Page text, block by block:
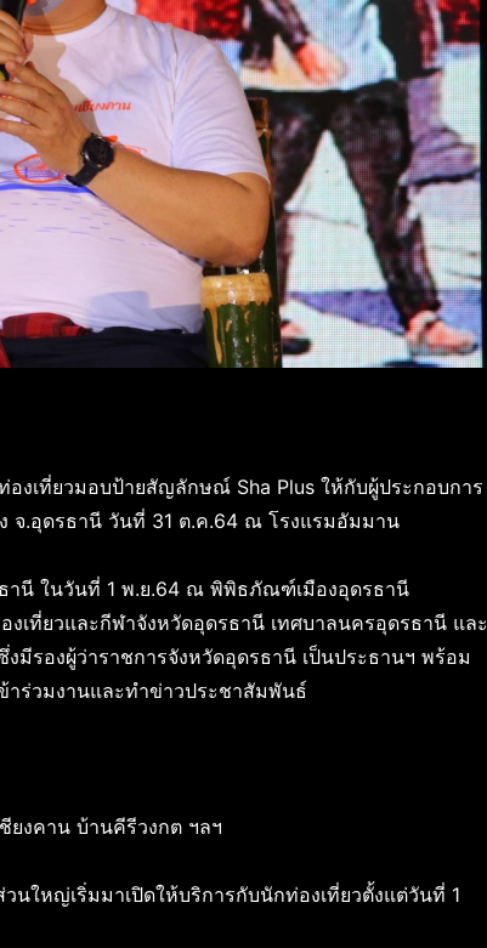
งเที่ยวมอบป้ายสัญลักษณ์ Sha Plus ให้กับผู้ประกอบการ
จ.อุดรธานี วันที่ 31 ต.ค.64 ณ โรงแรมอัมมาน
ธานี ในวันที่ 1 พ.ย.64 ณ พิพิธภัณฑ์เมืองอุดรธานี
เที่ยวและกีฬาจังหวัดอุดรธานี เทศบาลนครอุดรธานี และ
มีรองผู้ว่าราชการจังหวัดอุดรธานี เป็นประธานฯ พร้อม
ร่วมงานและทำข่าวประชาสัมพันธ์
ยงคาน บ้านคีรีวงกต ฯลฯ
ใหญ่เริ่มมาเปิดให้บริการกับนักท่องเที่ยวตั้งแต่วันที่ 1